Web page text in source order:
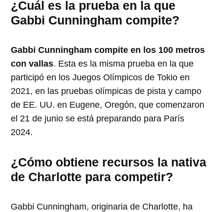
¿Cuál es la prueba en la que
Gabbi Cunningham compite?
Gabbi Cunningham compite en los 100 metros
con vallas. Esta es la misma prueba en la que
participó en los Juegos Olímpicos de Tokio en
2021, en las pruebas olímpicas de pista y campo
de EE. UU. en Eugene, Oregón, que comenzaron
el 21 de junio se está preparando para París
2024.
¿Cómo obtiene recursos la nativa
de Charlotte para competir?
Gabbi Cunningham, originaria de Charlotte, ha